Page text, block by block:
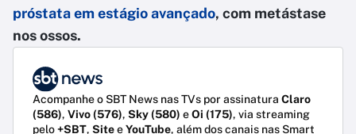
próstata em estágio avançado, com metástase
nos ossos.
Acompanhe o SBT News nas TVs por assinatura Claro
(586), Vivo (576), Sky (580) eOi (175), via streaming
pelo+SBT, SiteeYouTube, além dos canais nas Smart